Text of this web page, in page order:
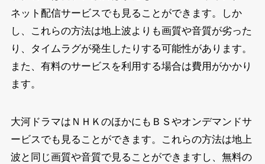
ネット配信サービスでも見ることができます。しか
し、これらの方法は地上波よりも画質や音質が劣った
り、タイムラグが発生したりする可能性があります。
また、有料のサービスを利用する場合は費用がかかり
ます。
大河ドラマはＮＨＫのほかにもＢＳやオンデマンドサ
ービスでも見ることができます。これらの方法は地上
波と同じ画質や音質で見ることができますし、無料の